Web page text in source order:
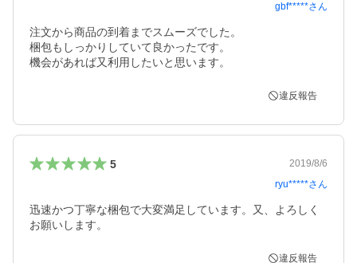
gbf*****さん
注文から商品の到着までスムーズでした。
梱包もしっかりしていて良かったです。
機会があれば又利用したいと思います。
違反報告
5
2019/8/6
ryu*****さん
迅速かつ丁寧な梱包で大変満足しています。又、よろしく
お願いします。
違反報告